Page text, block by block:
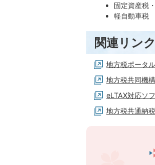
固定資産税
軽自動車税
関連リンク
地方税ポータ
地方税共同機
eLTAX対応ソ
地方税共通納